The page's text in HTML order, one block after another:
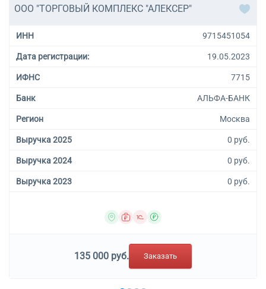
ООО "ТОРГОВЫЙ КОМПЛЕКС "АЛЕКСЕР"
ИНН 9715451054
Дата регистрации: 19.05.2023
ИФНС 7715
Банк АЛЬФА-БАНК
Регион Москва
Выручка 2025 0 руб.
Выручка 2024 0 руб.
Выручка 2023 0 руб.
135 000 руб. Заказать